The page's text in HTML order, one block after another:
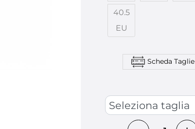
40.5
EU
Scheda Taglie
Quantità